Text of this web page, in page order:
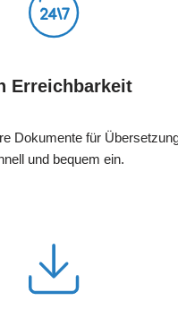
Erreichbarkeit
Dokumente für
und bequem ein.